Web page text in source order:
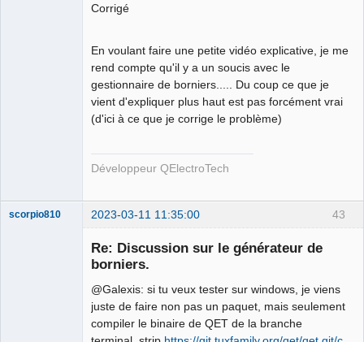
Corrigé
En voulant faire une petite vidéo explicative, je me
rend compte qu'il y a un soucis avec le
gestionnaire de borniers..... Du coup ce que je
vient d'expliquer plus haut est pas forcément vrai
(d'ici à ce que je corrige le problème)
Développeur QElectroTech
43
scorpio810 2023-03-11 11:35:00
Re: Discussion sur le générateur de
borniers.
@Galexis: si tu veux tester sur windows, je viens
juste de faire non pas un paquet, mais seulement
compiler le binaire de QET de la branche